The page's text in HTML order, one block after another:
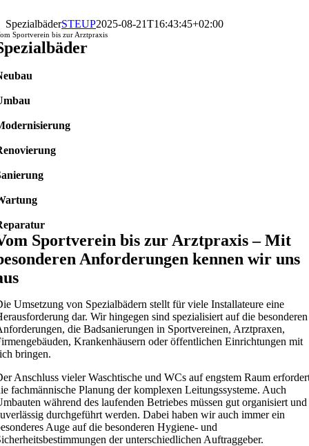
Inhalt
springen
SpezialbäderSTEUP2025-08-21T16:43:45+02:00
Sportverein bis zur Arztpraxis
Sportverein bis zur Arztpraxis – Mit
Anforderungen kennen wir uns
Umsetzung von Spezialbädern stellt für viele Installateure eine
dar. Wir hingegen sind spezialisiert auf die besonderen
die Badsanierungen in Sportvereinen, Arztpraxen,
Krankenhäusern oder öffentlichen Einrichtungen mit
bringen.
Anschluss vieler Waschtische und WCs auf engstem Raum
fachmännische Planung der komplexen Leitungssysteme. Auch
während des laufenden Betriebes müssen gut organisiert und
durchgeführt werden. Dabei haben wir auch immer ein
Auge auf die besonderen Hygiene- und
der unterschiedlichen Auftraggeber.